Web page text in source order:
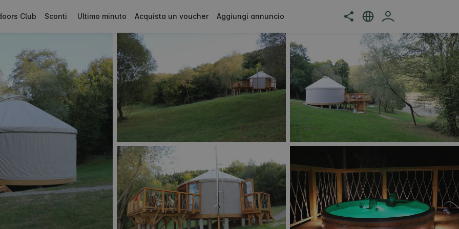
Club Sconti Ultimo minuto Acquista un voucher Aggiungi annuncio